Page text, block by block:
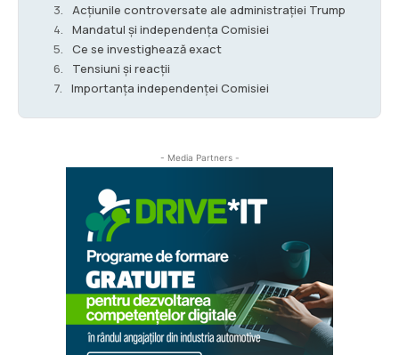
Acțiunile controversate ale administrației Trump
Mandatul și independența Comisiei
Ce se investighează exact
Tensiuni și reacții
Importanța independenței Comisiei
- Media Partners -